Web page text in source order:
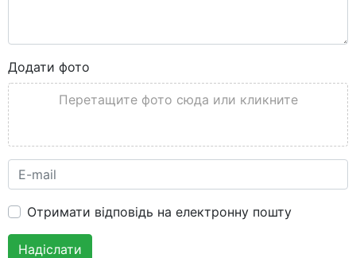
Додати фото
Перетащите фото сюда или кликните
Отримати відповідь на електронну пошту
Надіслати